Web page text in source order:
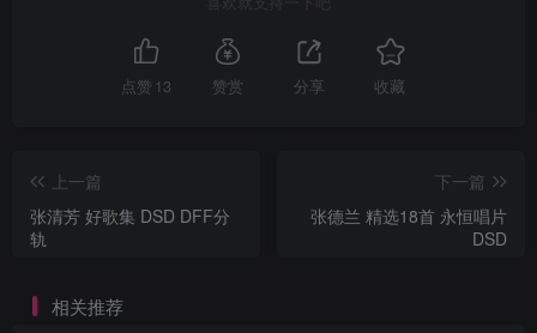
点赞 13 赞赏 分享 收藏
上一篇
张清芳 好歌集 DSD DFF分
轨
下一篇
张德兰 精选18首 永恒唱片
DSD
相关推荐